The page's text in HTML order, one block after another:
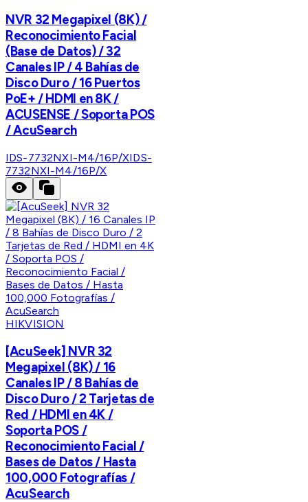
NVR 32 Megapixel (8K) /
Reconocimiento Facial
(Base de Datos) / 32
Canales IP / 4 Bahías de
Disco Duro / 16 Puertos
PoE+ / HDMI en 8K /
ACUSENSE / Soporta POS
/ AcuSearch
IDS-7732NXI-M4/16P/XIDS-
7732NXI-M4/16P/X
HIKVISION
[AcuSeek] NVR 32
Megapixel (8K) / 16
Canales IP / 8 Bahías de
Disco Duro / 2 Tarjetas de
Red / HDMI en 4K /
Soporta POS /
Reconocimiento Facial /
Bases de Datos / Hasta
100,000 Fotografías /
AcuSearch